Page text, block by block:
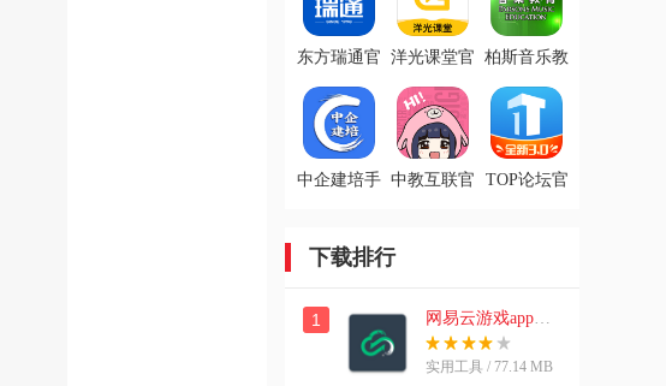
东方瑞通官 洋光课堂官 柏斯音乐教
机版
中企建培手 中教互联官
TOP论坛官
下载排行
1 网易云游戏app安卓端
实用工具 / 77.14 MB